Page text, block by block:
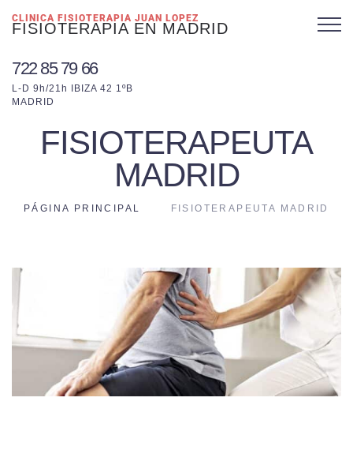
CLINICA FISIOTERAPIA JUAN LOPEZ
FISIOTERAPIA EN MADRID
722 85 79 66
L-D 9h/21h IBIZA 42 1ºB
MADRID
FISIOTERAPEUTA
MADRID
PÁGINA PRINCIPAL FISIOTERAPEUTA MADRID